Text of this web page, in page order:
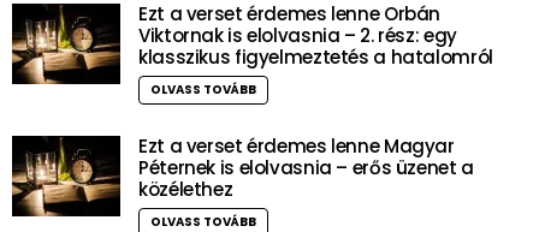
Ezt a verset érdemes lenne Orbán
Viktornak is elolvasnia – 2. rész: egy
klasszikus figyelmeztetés a hatalomról
OLVASS TOVÁBB
Ezt a verset érdemes lenne Magyar
Péternek is elolvasnia – erős üzenet a
közélethez
OLVASS TOVÁBB